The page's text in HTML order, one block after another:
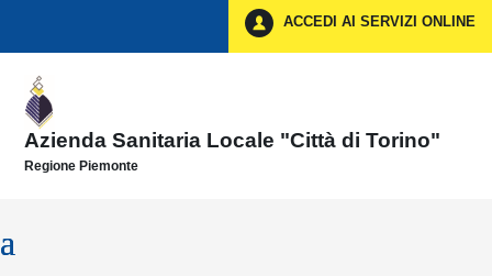
ACCEDI AI SERVIZI ONLINE
Azienda Sanitaria Locale "Città di Torino"
Regione Piemonte